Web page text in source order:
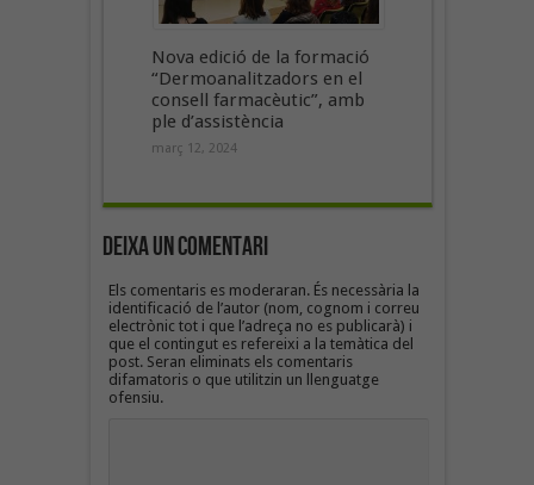
Nova edició de la formació
“Dermoanalitzadors en el
consell farmacèutic”, amb
ple d’assistència
març 12, 2024
Deixa un Comentari
Els comentaris es moderaran. És necessària la
identificació de l’autor (nom, cognom i correu
electrònic tot i que l’adreça no es publicarà) i
que el contingut es refereixi a la temàtica del
post. Seran eliminats els comentaris
difamatoris o que utilitzin un llenguatge
ofensiu.